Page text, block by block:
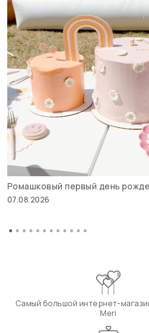
Ромашковый первый день
07.08.2026
Самый большой интернет-
Meri